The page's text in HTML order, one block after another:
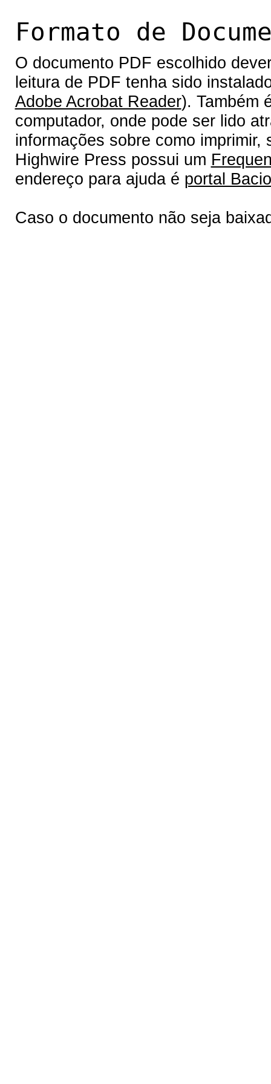
Formato de
O documento PDF escolhido
leitura de PDF tenha sido
Adobe Acrobat Reader). Também
computador, onde pode ser lido
informações sobre como
Highwire Press possui um
endereço para ajuda é portal
Caso o documento não seja